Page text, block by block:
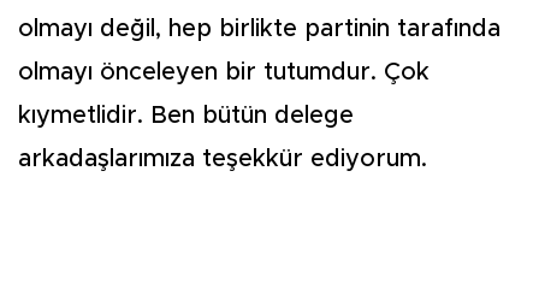
olmayı değil, hep birlikte partinin tarafında
olmayı önceleyen bir tutumdur. Çok
kıymetlidir. Ben bütün delege
arkadaşlarımıza teşekkür ediyorum.